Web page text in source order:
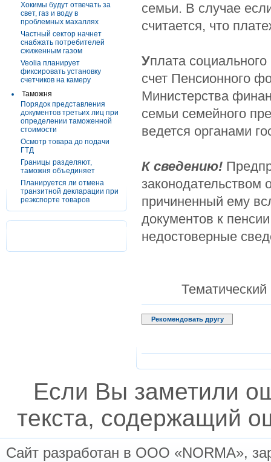
Хокимы будут отвечать за
свет, газ и воду в
проблемных махаллях
Частный сектор начнет
снабжать потребителей
сжиженным газом
Veolia планирует
фиксировать установку
счетчиков на камеру
Таможня
Порядок представления
документов третьих лиц при
определении таможенной
стоимости
Осмотр товара до подачи
ГТД
Границы разделяют,
таможня объединяет
Планируется ли отмена
транзитной декларации при
реэкспорте товаров
семьи. В случае
считается, что
Уплата
счет Пенсионного
Министерства
семьи семейного
ведется органами
К сведению!
законодательством
причиненный ему
документов к
недостоверные
Рекомендовать другу
Если Вы заметили
текста, содержащий
Сайт разработан в ООО «NORMA»,